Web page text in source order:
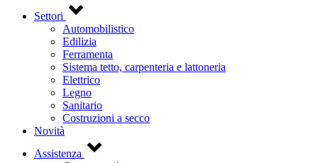
Settori
Automobilistico
Edilizia
Ferramenta
Sistema tetto, carpenteria e lattoneria
Elettrico
Legno
Sanitario
Costruzioni a secco
Novità
Assistenza